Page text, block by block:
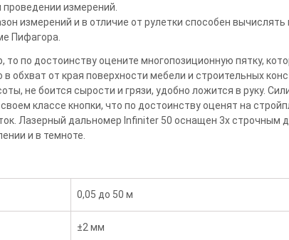
измерений.
измерений и в отличие от рулетки способен
Пифагора.
по достоинству оцените многопозиционную пятку,
обхват от края поверхности мебели и строительных
не боится сырости и грязи, удобно ложится в руку.
классе кнопки, что по достоинству оценят на
Лазерный дальномер Infiniter 50 оснащен 3х строчным
и в темноте.
0,05 до 50 м
±2 мм